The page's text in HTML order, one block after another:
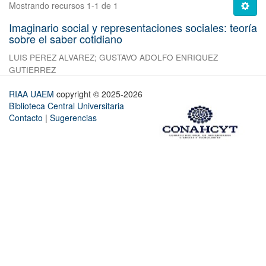
Mostrando recursos 1-1 de 1
Imaginario social y representaciones sociales: teoría
sobre el saber cotidiano
LUIS PEREZ ALVAREZ; GUSTAVO ADOLFO ENRIQUEZ
GUTIERREZ
RIAA UAEM copyright © 2025-2026
Biblioteca Central Universitaria
Contacto | Sugerencias